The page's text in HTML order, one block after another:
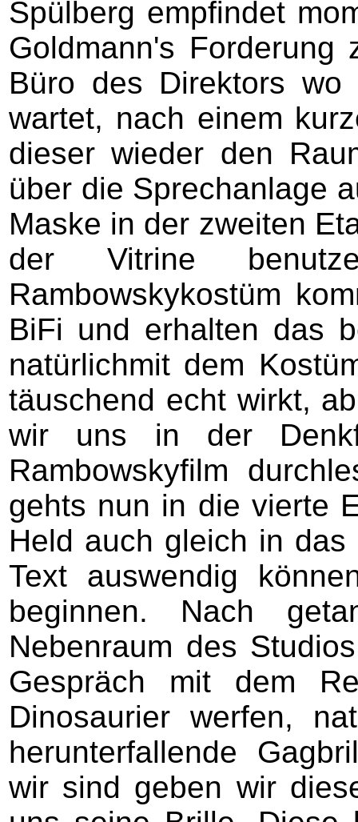
Spülberg empfindet
Goldmann's
Büro des Direktors
wartet, nach einem
dieser wieder den
über die Sprechanlage
Maske in der zweiten
der Vitrine
Rambowskykostüm
BiFi und erhalten das
natürlichmit dem
täuschend echt wirkt,
wir uns in der
Rambowskyfilm
gehts nun in die vierte
Held auch gleich in
Text auswendig
beginnen. Nach
Nebenraum des
Gespräch mit dem
Dinosaurier werfen,
herunterfallende
wir sind geben wir